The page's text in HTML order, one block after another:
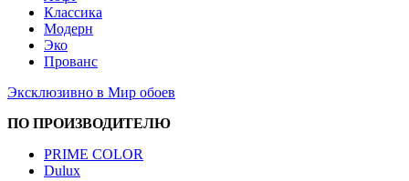
Классика
Модерн
Эко
Прованс
Эксклюзивно в Мир обоев
ПО ПРОИЗВОДИТЕЛЮ
PRIME COLOR
Dulux